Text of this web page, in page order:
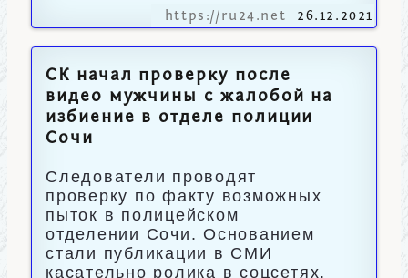
https://ru24.net 26.12.2021
СК начал проверку после
видео мужчины с жалобой на
избиение в отделе полиции
Сочи
Следователи проводят
проверку по факту возможных
пыток в полицейском
отделении Сочи. Основанием
стали публикации в СМИ
касательно ролика в соцсетях.